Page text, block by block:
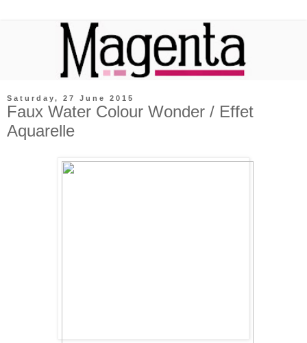
Saturday, 27 June 2015
Faux Water Colour Wonder / Effet
Aquarelle